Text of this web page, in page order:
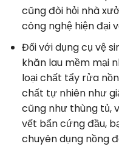
cũng đòi hỏi nhà
công nghệ hiện đại
Đối với dụng cụ vệ
khăn lau mềm mại
loại chất tẩy rửa
chất tự nhiên như
cũng như thùng tủ,
vết bẩn cứng đầu,
chuyên dụng nồng